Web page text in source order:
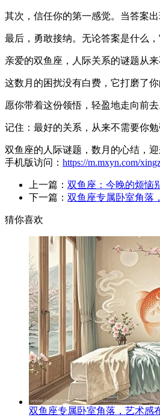
其次，信任你的第一感觉。当答案
最后，勇敢接纳。无论答案是什么
亲爱的双鱼座，人际关系的谜题从
这数月的困扰没有白费，它打磨了
愿你带着这份领悟，轻盈地走向前
记住：最好的关系，从来不需要你
双鱼座的人际谜题，数月的心结，
手机版访问： https://m.mxyn.com/
上一篇： 双鱼座：今晚的烦恼
下一篇： 双鱼座专属卧室角落
猜你喜欢
双鱼座专属卧室角落，艺术感